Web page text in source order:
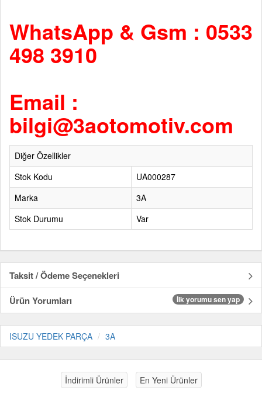
WhatsApp & Gsm : 0533
498 3910
Email :
bilgi@3aotomotiv.com
Diğer Özellikler
Stok Kodu
UA000287
Marka
3A
Stok Durumu
Var
Taksit / Ödeme Seçenekleri
Ürün Yorumları
İlk yorumu sen yap
ISUZU YEDEK PARÇA 3A
İndirimli Ürünler En Yeni Ürünler